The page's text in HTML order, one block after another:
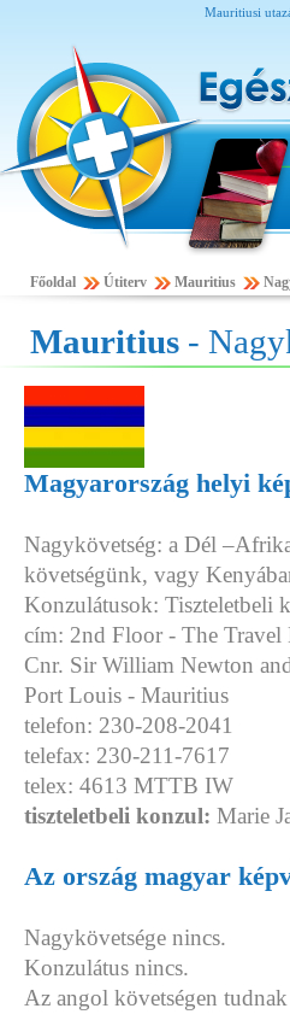
Mauritiusi
Főoldal Útiterv Mauritius
Mauritius -
Magyarország helyi
Nagykövetség: a Dél
követségünk, vagy
Konzulátusok: Tiszteletbeli
cím: 2nd Floor - The Travel
Cnr. Sir William Newton
Port Louis - Mauritius
telefon: 230-208-2041
telefax: 230-211-7617
telex: 4613 MTTB IW
tiszteletbeli konzul: Marie
Az ország magyar
Nagykövetsége nincs.
Konzulátus nincs.
Az angol követségen